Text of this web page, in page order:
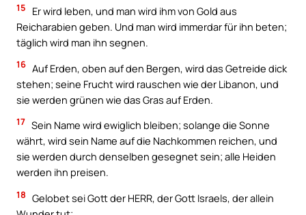
15
Er wird leben, und man wird ihm von Gold aus
Reicharabien geben. Und man wird immerdar für ihn beten;
täglich wird man ihn segnen.
16 Auf Erden, oben auf den Bergen, wird das Getreide dick
stehen; seine Frucht wird rauschen wie der Libanon, und
sie werden grünen wie das Gras auf Erden.
17 Sein Name wird ewiglich bleiben; solange die Sonne
währt, wird sein Name auf die Nachkommen reichen, und
sie werden durch denselben gesegnet sein; alle Heiden
werden ihn preisen.
18 Gelobet sei Gott der HERR, der Gott Israels, der allein